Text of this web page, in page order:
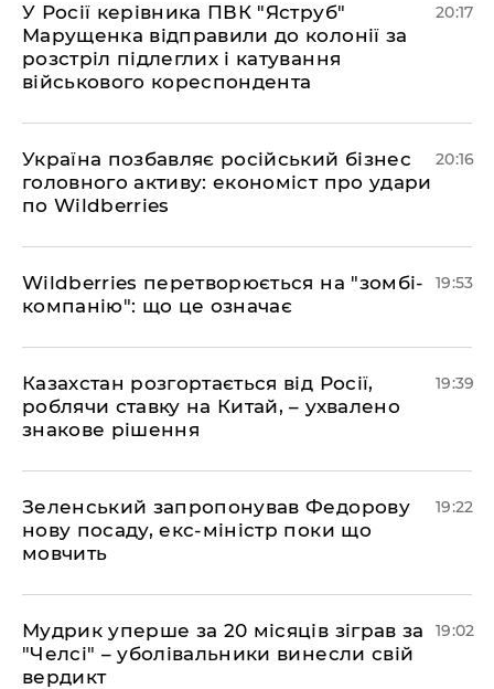
​У Росії керівника ПВК "Яструб"
Марущенка відправили до колонії за
розстріл підлеглих і катування
військового кореспондента
20:17
​Україна позбавляє російський бізнес
головного активу: економіст про удари
по Wildberries
20:16
​Wildberries перетворюється на "зомбі-
компанію": що це означає
19:53
​Казахстан розгортається від Росії,
роблячи ставку на Китай, – ухвалено
знакове рішення
19:39
​Зеленський запропонував Федорову
нову посаду, екс-міністр поки що
мовчить
19:22
​Мудрик уперше за 20 місяців зіграв за
"Челсі" – уболівальники винесли свій
вердикт
19:02